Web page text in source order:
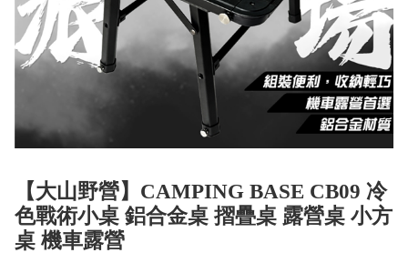
【大山野營】CAMPING BASE CB09 冷
色戰術小桌 鋁合金桌 摺疊桌 露營桌 小方
桌 機車露營